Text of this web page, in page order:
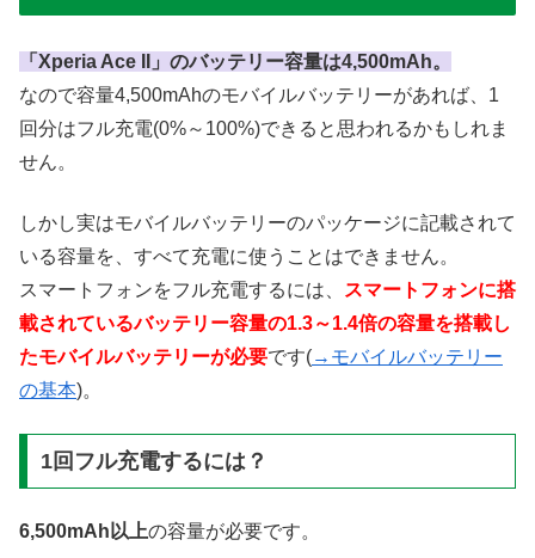
「Xperia Ace II」のバッテリー容量は4,500mAh。
なので容量4,500mAhのモバイルバッテリーがあれば、1
回分はフル充電(0%～100%)できると思われるかもしれま
せん。
しかし実はモバイルバッテリーのパッケージに記載されて
いる容量を、すべて充電に使うことはできません。
スマートフォンをフル充電するには、
スマートフォンに搭
載されているバッテリー容量の1.3～1.4倍の容量を搭載し
たモバイルバッテリーが必要です(→モバイルバッテリー
の基本)。
1回フル充電するには？
6,500mAh以上の容量が必要です。